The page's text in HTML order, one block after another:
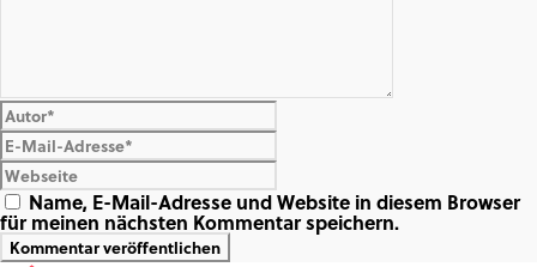
Name, E-Mail-Adresse und Website in diesem Browser
für meinen nächsten Kommentar speichern.